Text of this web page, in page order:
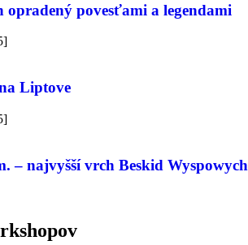
povesťami a legendami
Liptove
– najvyšší vrch Beskid Wyspowych